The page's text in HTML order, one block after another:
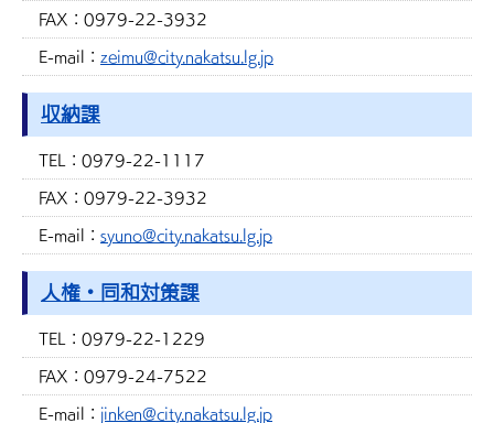
FAX： 0979-22-3932
E-mail： zeimu@city.nakatsu.lg.jp
収納課
TEL： 0979-22-1117
FAX： 0979-22-3932
E-mail： syuno@city.nakatsu.lg.jp
人権・同和対策課
TEL： 0979-22-1229
FAX： 0979-24-7522
E-mail： jinken@city.nakatsu.lg.jp